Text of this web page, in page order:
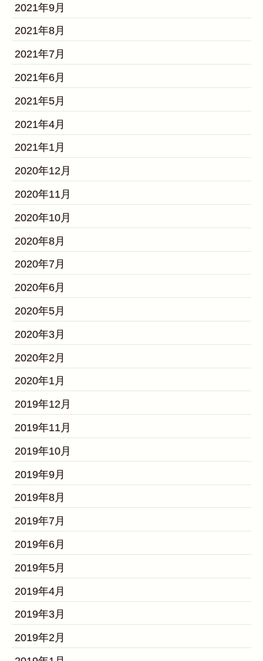
2021年9月
2021年8月
2021年7月
2021年6月
2021年5月
2021年4月
2021年1月
2020年12月
2020年11月
2020年10月
2020年8月
2020年7月
2020年6月
2020年5月
2020年3月
2020年2月
2020年1月
2019年12月
2019年11月
2019年10月
2019年9月
2019年8月
2019年7月
2019年6月
2019年5月
2019年4月
2019年3月
2019年2月